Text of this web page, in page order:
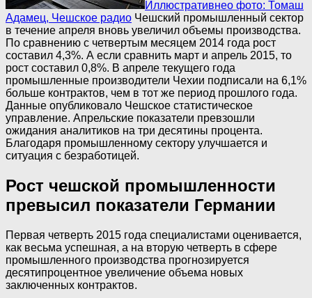
Иллюстративнео фото: Томаш
Адамец, Чешское радио Чешский промышленный сектор
в течение апреля вновь увеличил объемы производства.
По сравнению с четвертым месяцем 2014 года рост
составил 4,3%. А если сравнить март и апрель 2015, то
рост составил 0,8%. В апреле текущего года
промышленные производители Чехии подписали на 6,1%
больше контрактов, чем в тот же период прошлого года.
Данные опубликовало Чешское статистическое
управление. Апрельские показатели превзошли
ожидания аналитиков на три десятины процента.
Благодаря промышленному сектору улучшается и
ситуация с безработицей.
Рост чешской промышленности
превысил показатели Германии
Первая четверть 2015 года специалистами оценивается,
как весьма успешная, а на вторую четверть в сфере
промышленного производства прогнозируется
десятипроцентное увеличение объема новых
заключенных контрактов.